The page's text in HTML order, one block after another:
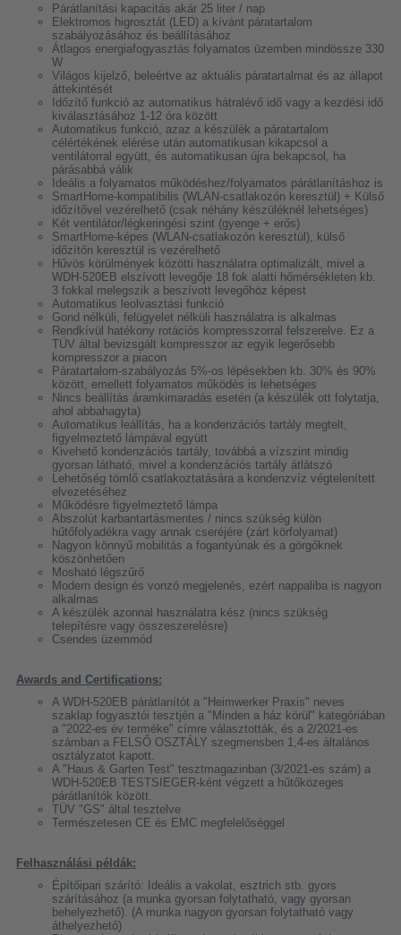
Párátlanítási kapacitás akár 25 liter / nap
Elektromos higrosztát (LED) a kívánt páratartalom
szabályozásához és beállításához
Átlagos energiafogyasztás folyamatos üzemben mindössze 330
W
Világos kijelző, beleértve az aktuális páratartalmat és az állapot
áttekintését
Időzítő funkció az automatikus hátralévő idő vagy a kezdési idő
kiválasztásához 1-12 óra között
Automatikus funkció, azaz a készülék a páratartalom
célértékének elérése után automatikusan kikapcsol a
ventilátorral együtt, és automatikusan újra bekapcsol, ha
párásabbá válik
Ideális a folyamatos működéshez/folyamatos párátlanításhoz is
SmartHome-kompatibilis (WLAN-csatlakozón keresztül) + Külső
időzítővel vezérelhető (csak néhány készüléknél lehetséges)
Két ventilátor/légkeringési szint (gyenge + erős)
SmartHome-képes (WLAN-csatlakozón keresztül), külső
időzítőn keresztül is vezérelhető
Hűvös körülmények közötti használatra optimalizált, mivel a
WDH-520EB elszívott levegője 18 fok alatti hőmérsékleten kb.
3 fokkal melegszik a beszívott levegőhöz képest
Automatikus leolvasztási funkció
Gond nélküli, felügyelet nélküli használatra is alkalmas
Rendkívül hatékony rotációs kompresszorral felszerelve. Ez a
TÜV által bevizsgált kompresszor az egyik legerősebb
kompresszor a piacon
Páratartalom-szabályozás 5%-os lépésekben kb. 30% és 90%
között, emellett folyamatos működés is lehetséges
Nincs beállítás áramkimaradás esetén (a készülék ott folytatja,
ahol abbahagyta)
Automatikus leállítás, ha a kondenzációs tartály megtelt,
figyelmeztető lámpával együtt
Kivehető kondenzációs tartály, továbbá a vízszint mindig
gyorsan látható, mivel a kondenzációs tartály átlátszó
Lehetőség tömlő csatlakoztatására a kondenzvíz végtelenített
elvezetéséhez
Működésre figyelmeztető lámpa
Abszolút karbantartásmentes / nincs szükség külön
hűtőfolyadékra vagy annak cseréjére (zárt körfolyamat)
Nagyon könnyű mobilitás a fogantyúnak és a görgőknek
köszönhetően
Mosható légszűrő
Modern design és vonzó megjelenés, ezért nappaliba is nagyon
alkalmas
A készülék azonnal használatra kész (nincs szükség
telepítésre vagy összeszerelésre)
Csendes üzemmód
Awards and Certifications:
A WDH-520EB párátlanítót a "Heimwerker Praxis" neves
szaklap fogyasztói tesztjén a "Minden a ház körül" kategóriában
a "2022-es év terméke" címre választották, és a 2/2021-es
számban a FELSŐ OSZTÁLY szegmensben 1,4-es általános
osztályzatot kapott.
A "Haus & Garten Test" tesztmagazinban (3/2021-es szám) a
WDH-520EB TESTSIEGER-ként végzett a hűtőközeges
párátlanítók között.
TÜV "GS" által tesztelve
Természetesen CE és EMC megfelelőséggel
Felhasználási példák:
Építőipari szárító: Ideális a vakolat, esztrich stb. gyors
szárításához (a munka gyorsan folytatható, vagy gyorsan
behelyezhető). (A munka nagyon gyorsan folytatható vagy
áthelyezhető)